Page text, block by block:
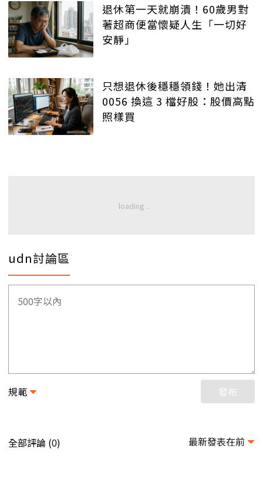
退休第一天就崩潰！60歲男對
著超商便當懷疑人生「一切好
安靜」
只想退休後穩穩領錢！她出清
0056 換這 3 檔好股：股價高點
照樣買
udn討論區
規範 發布
全部評論 (0) 最新發表在前